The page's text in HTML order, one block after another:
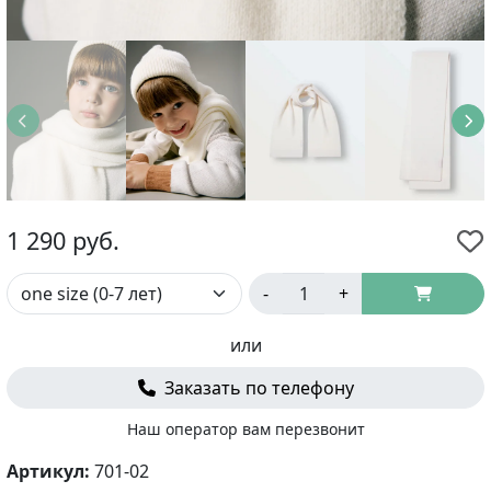
1 290 руб.
- +
или
Заказать по телефону
Наш оператор вам перезвонит
Артикул: 701-02